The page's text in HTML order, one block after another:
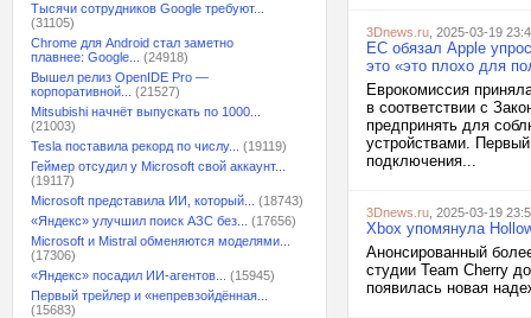
Тысячи сотрудников Google требуют...
(31105)
Chrome для Android стал заметно
плавнее: Google...
(24918)
Вышел релиз OpenIDE Pro —
корпоративной...
(21527)
Mitsubishi начнёт выпускать по 1000...
(21003)
Tesla поставила рекорд по числу...
(19119)
Геймер отсудил у Microsoft свой аккаунт...
(19117)
Microsoft представила ИИ, который...
(18743)
«Яндекс» улучшил поиск АЗС без...
(17656)
Microsoft и Mistral обменяются моделями...
(17306)
«Яндекс» посадил ИИ-агентов...
(15945)
Первый трейлер и «непревзойдённая...
(15683)
3Dnews.ru , 2025-03-19
ЕС обязал Apple
это «это плохо для
Еврокомиссия
в соответствии с
предпринять для
устройствами.
подключения...
3Dnews.ru , 2025-03-19
Xbox упомянула
Анонсированный
студии Team Cherry
появилась новая